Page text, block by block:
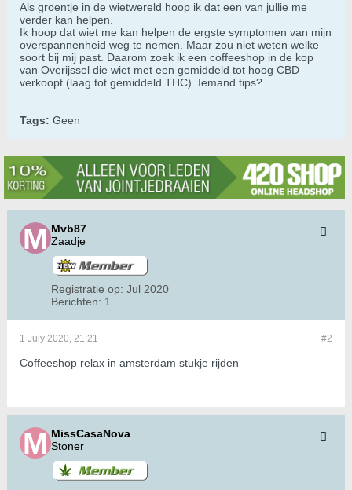
Als groentje in de wietwereld hoop ik dat een van jullie me
verder kan helpen.
Ik hoop dat wiet me kan helpen de ergste symptomen van mijn
overspannenheid weg te nemen. Maar zou niet weten welke
soort bij mij past. Daarom zoek ik een coffeeshop in de kop
van Overijssel die wiet met een gemiddeld tot hoog CBD
verkoopt (laag tot gemiddeld THC). Iemand tips?
Tags: Geen
Mvb87
Zaadje
Registratie op: Jul 2020
Berichten: 1
#2
1 July 2020, 21:21
Coffeeshop relax in amsterdam stukje rijden
MissCasaNova
Stoner